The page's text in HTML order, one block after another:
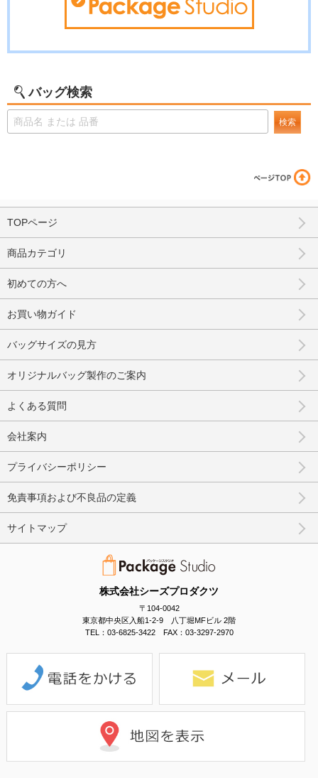
バッグ検索
検索
株式会社シーズプロダクツ
〒104-0042
東京都中央区入船1-2-9 八丁堀MFビル 2階
TEL：03-6825-3422 FAX：03-3297-2970
TOPページ
商品カテゴリ
初めての方へ
お買い物ガイド
バッグサイズの見方
オリジナルバッグ製作のご案内
よくある質問
会社案内
プライバシーポリシー
免責事項および不良品の定義
サイトマップ